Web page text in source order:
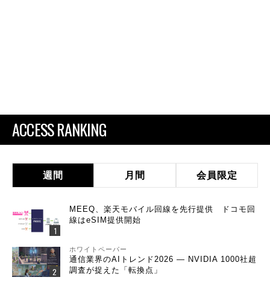
ACCESS RANKING
週間 月間 会員限定
MEEQ、楽天モバイル回線を先行提供 ドコモ回
線はeSIM提供開始
ホワイトペーパー
通信業界のAIトレンド2026 ― NVIDIA 1000社超
調査が捉えた「転換点」